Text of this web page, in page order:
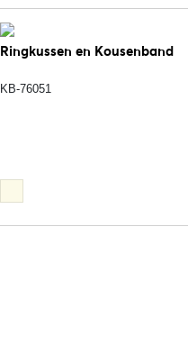
Ringkussen en Kousenband
KB-76051